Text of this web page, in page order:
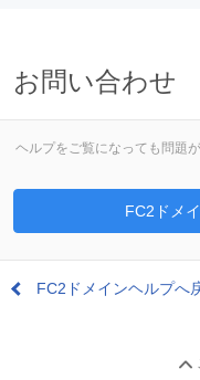
お問い合わせ
ヘルプをご覧になっても問題
FC2ドメ
FC2ドメインヘルプへ